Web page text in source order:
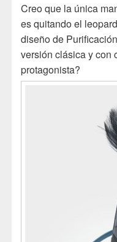
Creo que la única
es quitando el
diseño de
versión clásica y con
protagonista?